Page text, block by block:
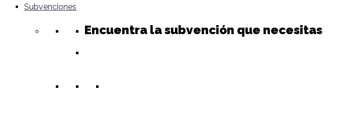
Subvenciones
Encuentra la subvención que necesitas